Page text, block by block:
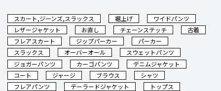
スカート,ジーンズ,スラックス 裾上げ
ワイドパンツ
レザージャケット
お直し チェーンステッチ
古着
フレアスカート
ジップパーカー
パーカー
スラックス
オーバーオール
スウェットパンツ
ジョガーパンツ
カーゴパンツ
デニムジャケット
コート
ジャージ ブラウス
シャツ
フレアパンツ
テーラードジャケット
トップス